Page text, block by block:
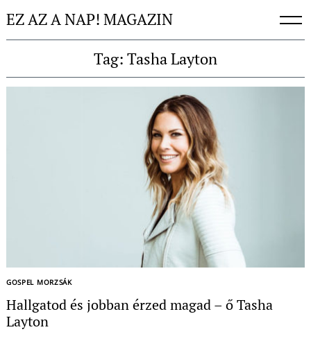
toEZ AZ A NAP! MAGAZIN
Tag: Tasha Layton
GOSPEL MORZSÁK
Hallgatod és jobban érzed magad – ő Tasha
Layton